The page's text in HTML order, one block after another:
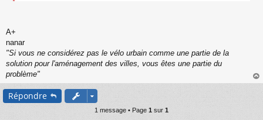
A+
nanar
"Si vous ne considérez pas le vélo urbain comme une partie de la
solution pour l'aménagement des villes, vous êtes une partie du
problème"
au
Répondre
1 message • Page 1 sur 1